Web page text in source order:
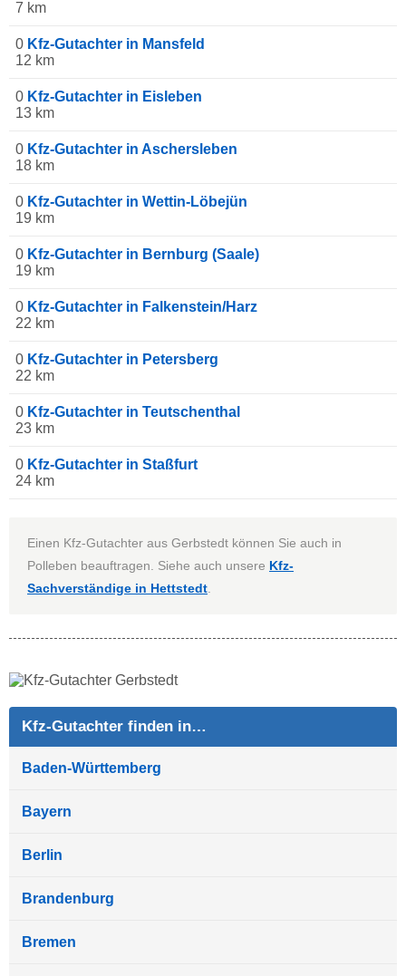
7 km
0 Kfz-Gutachter in Mansfeld
12 km
0 Kfz-Gutachter in Eisleben
13 km
0 Kfz-Gutachter in Aschersleben
18 km
0 Kfz-Gutachter in Wettin-Löbejün
19 km
0 Kfz-Gutachter in Bernburg (Saale)
19 km
0 Kfz-Gutachter in Falkenstein/Harz
22 km
0 Kfz-Gutachter in Petersberg
22 km
0 Kfz-Gutachter in Teutschenthal
23 km
0 Kfz-Gutachter in Staßfurt
24 km
Einen Kfz-Gutachter aus Gerbstedt können Sie auch in
Polleben beauftragen. Siehe auch unsere Kfz-
Sachverständige in Hettstedt.
Kfz-Gutachter finden in…
Baden-Württemberg
Bayern
Berlin
Brandenburg
Bremen